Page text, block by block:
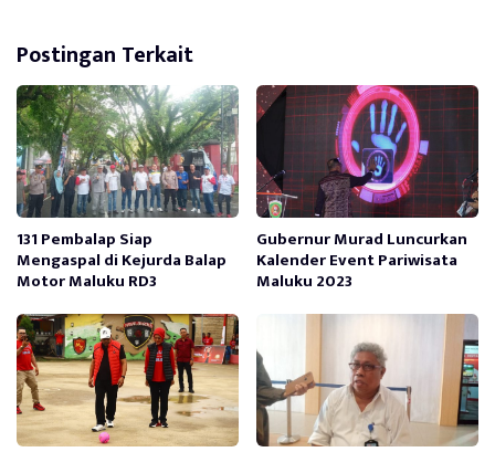
Postingan Terkait
131 Pembalap Siap
Mengaspal di Kejurda Balap
Motor Maluku RD3
Gubernur Murad Luncurkan
Kalender Event Pariwisata
Maluku 2023